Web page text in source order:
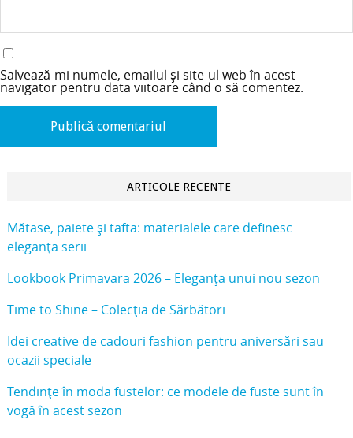
Salvează-mi numele, emailul și site-ul web în acest
navigator pentru data viitoare când o să comentez.
ARTICOLE RECENTE
Mătase, paiete și tafta: materialele care definesc
eleganța serii
Lookbook Primavara 2026 – Eleganța unui nou sezon
Time to Shine – Colecția de Sărbători
Idei creative de cadouri fashion pentru aniversări sau
ocazii speciale
Tendințe în moda fustelor: ce modele de fuste sunt în
vogă în acest sezon